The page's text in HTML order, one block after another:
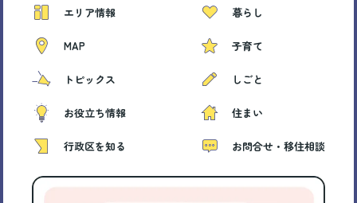
エリア情報
MAP
トピックス
お役立ち情報
行政区を知る
暮らし
子育て
しごと
住まい
お問合せ・移住相談